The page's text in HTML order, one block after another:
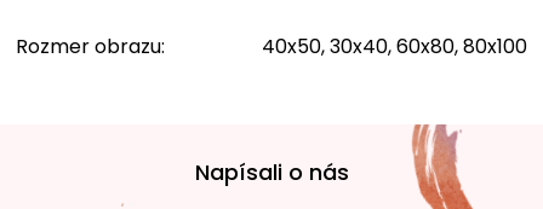
Rozmer obrazu: 40x50, 30x40, 60x80, 80x100
Napísali o nás